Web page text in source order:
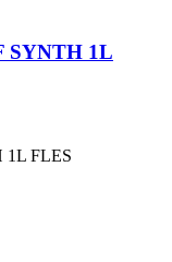
SYNTH 1L
FLES